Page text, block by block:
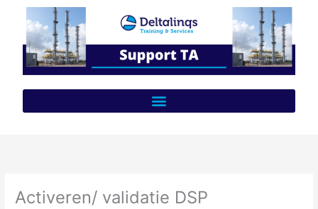
inhoud
Activeren/ validatie DSP